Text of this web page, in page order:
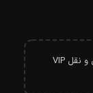
خرید بیشتر از سرویس حمل و نقل VIP